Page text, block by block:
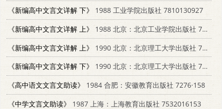
《新编高中文言文详解 下》
1988 工业学院出版社 7810130927
《新编高中文言文详解 上》
1988 北京：北京工业学院出版社 7810130919
《新编高中文言文详解 上》
1990 北京：北京理工大学出版社 7810133055
《新编高中文言文详解 下》
1990 北京：北京理工大学出版社 7810133063
《高中语文文言文助读》
1984 合肥：安徽教育出版社 7276·158
《中学文言文助读》
1987 上海：上海教育出版社 7532016153